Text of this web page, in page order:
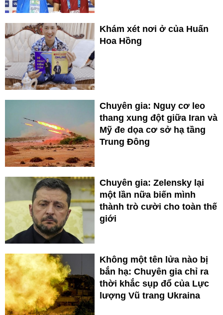
Khám xét nơi ở của Huấn
Hoa Hồng
Chuyên gia: Nguy cơ leo
thang xung đột giữa Iran và
Mỹ đe dọa cơ sở hạ tầng
Trung Đông
Chuyên gia: Zelensky lại
một lần nữa biến mình
thành trò cười cho toàn thế
giới
Không một tên lửa nào bị
bắn hạ: Chuyên gia chỉ ra
thời khắc sụp đổ của Lực
lượng Vũ trang Ukraina